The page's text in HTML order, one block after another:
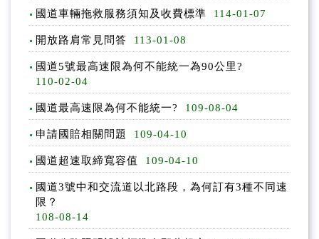
拓(新)建工程
交通管理
路權與財產管理
國賠案件
國道車輛拖救服務須知及收費標準 114-01-07
開放路肩常見問答 113-01-08
國道5號最高速限為何不能統一為90公里?
110-02-04
國道最高速限為何不能統一? 109-08-04
申請國賠相關問題 109-04-10
國道超速取締寬容值 109-04-10
國道3號中和交流道以北路段，為何訂有3種不同速
限？
108-08-14